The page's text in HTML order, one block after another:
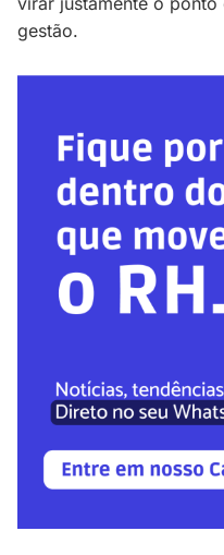
gestão.